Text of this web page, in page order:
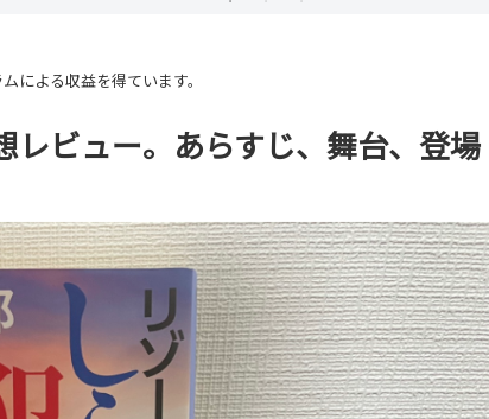
による収益を得ています。
ビュー。あらすじ、舞台、登場